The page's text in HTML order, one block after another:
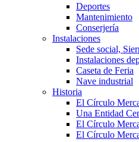
Deportes
Mantenimiento
Conserjería
Instalaciones
Sede social,
Instalaciones
Caseta de Feria
Nave industrial
Historia
El Círculo
Una Entidad
El Círculo
El Círculo